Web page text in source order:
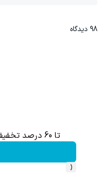
98 دیدگاه
تا 60 درصد تخفیف ویژه جین وست + خرید در4 قسط
‹